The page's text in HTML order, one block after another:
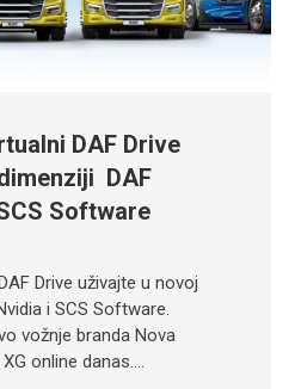
DAF Drive
DAF
Software
Drive uživajte u novoj
i SCS Software.
vožnje branda Nova
online danas.…